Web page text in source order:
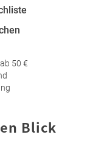
50 €
Blick